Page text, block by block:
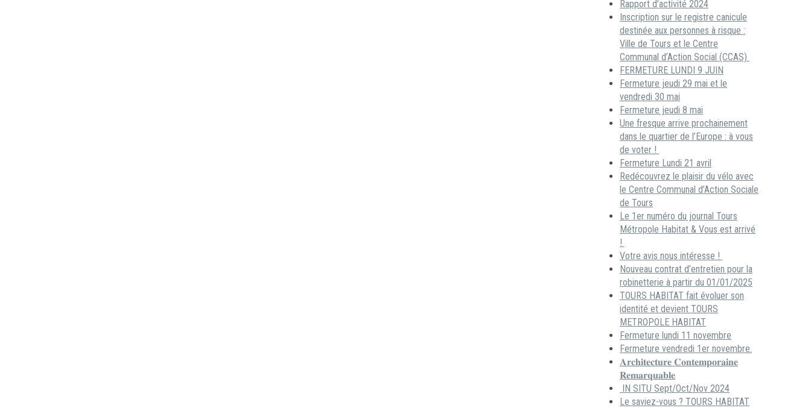
Rapport d’activité 2024
Inscription sur le registre canicule
destinée aux personnes à risque :
Ville de Tours et le Centre
Communal d’Action Social (CCAS)
FERMETURE LUNDI 9 JUIN
Fermeture jeudi 29 mai et le
vendredi 30 mai
Fermeture jeudi 8 mai
Une fresque arrive prochainement
dans le quartier de l’Europe : à vous
de voter !
Fermeture Lundi 21 avril
Redécouvrez le plaisir du vélo avec
le Centre Communal d’Action Sociale
de Tours
Le 1er numéro du journal Tours
Métropole Habitat & Vous est arrivé
!
Votre avis nous intéresse !
Nouveau contrat d’entretien pour la
robinetterie à partir du 01/01/2025
TOURS HABITAT fait évoluer son
identité et devient TOURS
METROPOLE HABITAT
Fermeture lundi 11 novembre
Fermeture vendredi 1er novembre.
𝐀𝐫𝐜𝐡𝐢𝐭𝐞𝐜𝐭𝐮𝐫𝐞 𝐂𝐨𝐧𝐭𝐞𝐦𝐩𝐨𝐫𝐚𝐢𝐧𝐞
𝐑𝐞𝐦𝐚𝐫𝐪𝐮𝐚𝐛𝐥𝐞
IN SITU Sept/Oct/Nov 2024
Le saviez-vous ? TOURS HABITAT